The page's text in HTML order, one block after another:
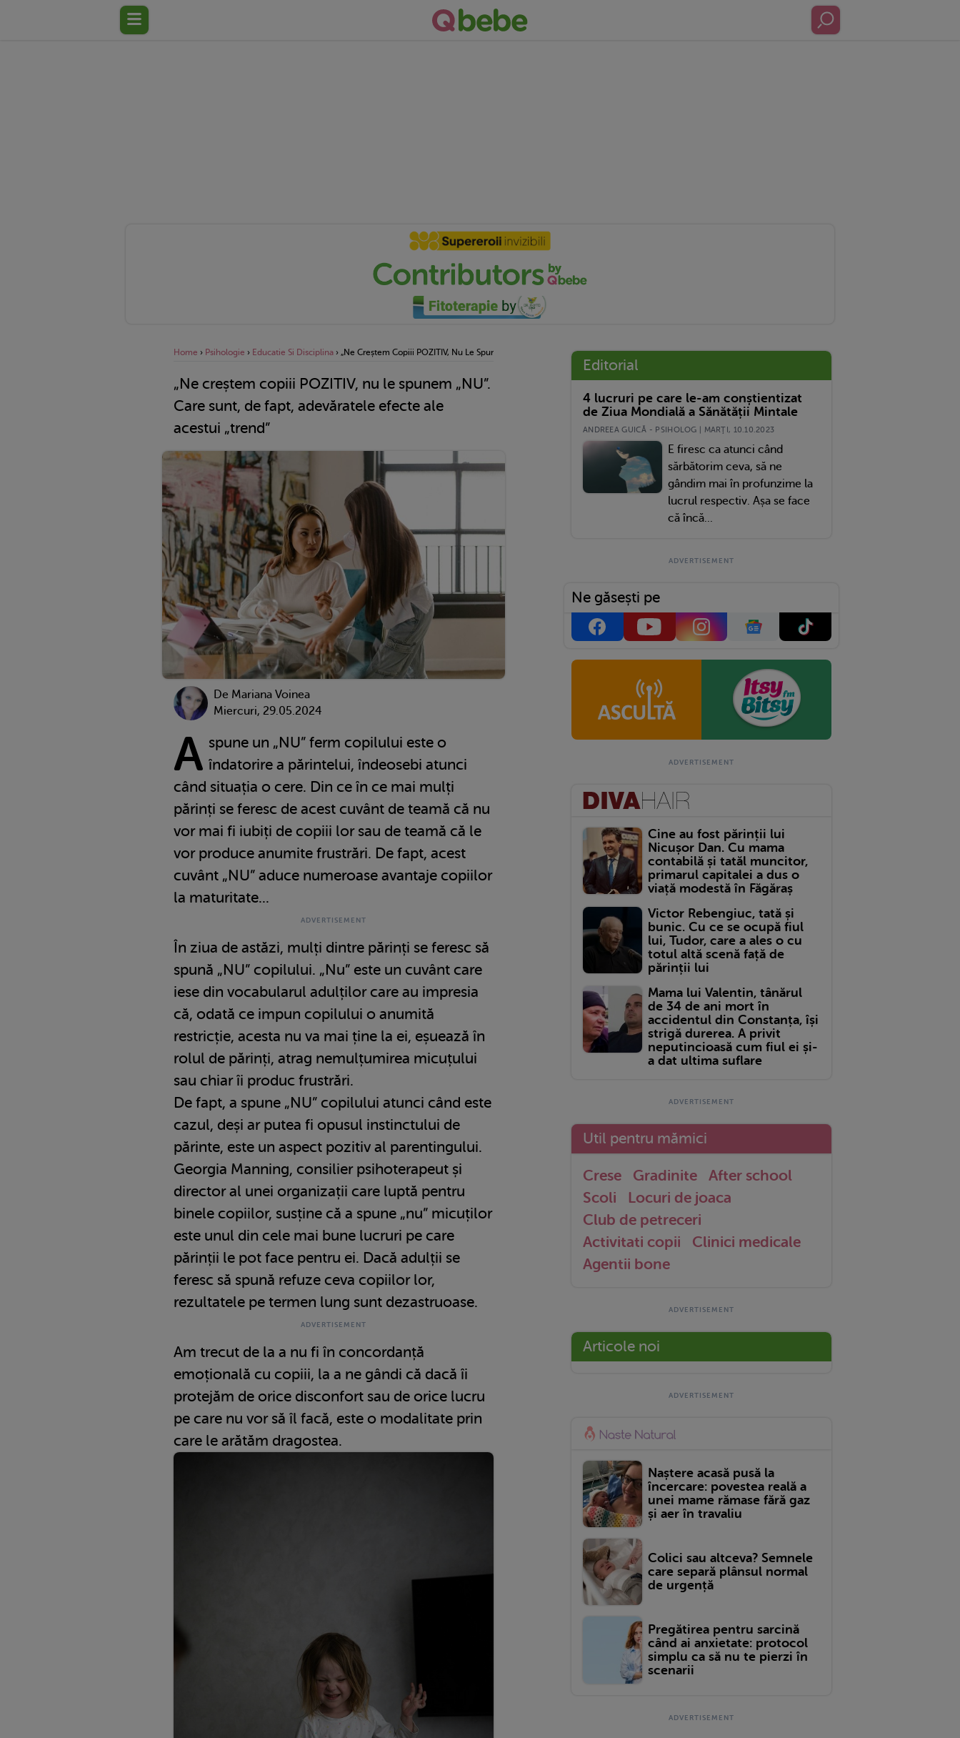
Home › Psihologie › Educatie Si Disciplina › „Ne Creștem Copiii POZITIV, Nu Le Spunem „NU”. Care Sunt, De Fapt, Adevăratele Efecte Ale Acestui „trend”
„Ne creștem copiii POZITIV, nu le spunem „NU”.
Care sunt, de fapt, adevăratele efecte ale
acestui „trend”
De Mariana Voinea
Miercuri, 29.05.2024
A spune un „NU” ferm copilului este o
îndatorire a părintelui, îndeosebi atunci
când situația o cere. Din ce în ce mai mulți
părinți se feresc de acest cuvânt de teamă că nu
vor mai fi iubiți de copiii lor sau de teamă că le
vor produce anumite frustrări. De fapt, acest
cuvânt „NU” aduce numeroase avantaje copiilor
la maturitate...
În ziua de astăzi, mulți dintre părinți se feresc să
spună „NU” copilului. „Nu” este un cuvânt care
iese din vocabularul adulților care au impresia
că, odată ce impun copilului o anumită
restricție, acesta nu va mai ține la ei, eșuează în
rolul de părinți, atrag nemulțumirea micuțului
sau chiar îi produc frustrări.
De fapt, a spune „NU” copilului atunci când este
cazul, deși ar putea fi opusul instinctului de
părinte, este un aspect pozitiv al parentingului.
Georgia Manning, consilier psihoterapeut și
director al unei organizații care luptă pentru
binele copiilor, susține că a spune „nu” micuților
este unul din cele mai bune lucruri pe care
părinții le pot face pentru ei. Dacă adulții se
feresc să spună refuze ceva copiilor lor,
rezultatele pe termen lung sunt dezastruoase.
Am trecut de la a nu fi în concordanță
emoțională cu copiii, la a ne gândi că dacă îi
protejăm de orice disconfort sau de orice lucru
pe care nu vor să îl facă, este o modalitate prin
care le arătăm dragostea.
Editorial
4 lucruri pe care le-am conștientizat
de Ziua Mondială a Sănătății Mintale
ANDREEA GUICĂ - PSIHOLOG | MARŢI, 10.10.2023
E firesc ca atunci când
sărbătorim ceva, să ne
gândim mai în profunzime la
lucrul respectiv. Așa se face
că încă...
Ne găsești pe
Cine au fost părinții lui
Nicușor Dan. Cu mama
contabilă și tatăl muncitor,
primarul capitalei a dus o
viață modestă în Făgăraș
Victor Rebengiuc, tată și
bunic. Cu ce se ocupă fiul
lui, Tudor, care a ales o cu
totul altă scenă față de
părinții lui
Mama lui Valentin, tânărul
de 34 de ani mort în
accidentul din Constanța, își
strigă durerea. A privit
neputincioasă cum fiul ei și-
a dat ultima suflare
Util pentru mămici
Crese Gradinite
After school
Scoli
Locuri de joaca
Club de petreceri
Activitati copii
Clinici medicale
Agentii bone
Articole noi
Naștere acasă pusă la
încercare: povestea reală a
unei mame rămase fără gaz
și aer în travaliu
Colici sau altceva? Semnele
care separă plânsul normal
de urgență
Pregătirea pentru sarcină
când ai anxietate: protocol
simplu ca să nu te pierzi în
scenarii